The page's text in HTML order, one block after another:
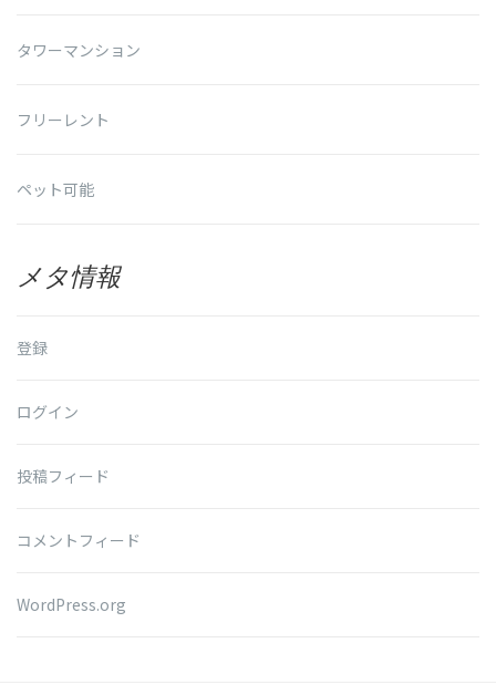
タワーマンション
フリーレント
ペット可能
メタ情報
登録
ログイン
投稿フィード
コメントフィード
WordPress.org